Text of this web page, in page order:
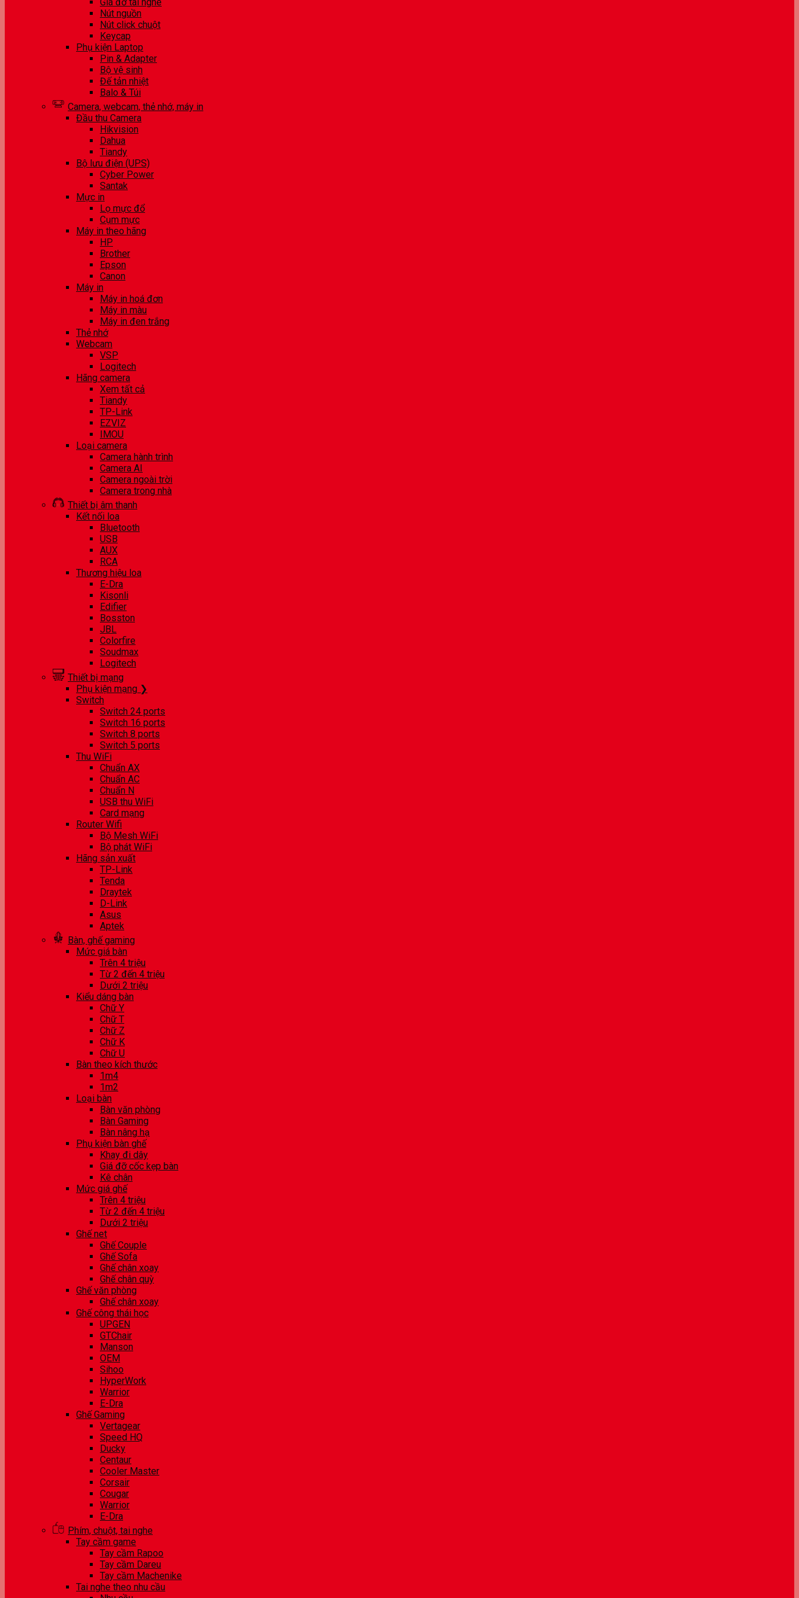
Nút nguồn
Nút click chuột
Keycap
Phụ kiện Laptop
Pin & Adapter
Bộ vệ sinh
Đế tản nhiệt
Balo & Túi
Camera, webcam, thẻ nhớ, máy in
Đầu thu Camera
Hikvision
Dahua
Tiandy
Bộ lưu điện (UPS)
Cyber Power
Santak
Mực in
Lọ mực đổ
Cụm mực
Máy in theo hãng
HP
Brother
Epson
Canon
Máy in
Máy in hoá đơn
Máy in màu
Máy in đen trắng
Thẻ nhớ
Webcam
VSP
Logitech
Hãng camera
Xem tất cả
Tiandy
TP-Link
EZVIZ
IMOU
Loại camera
Camera hành trình
Camera AI
Camera ngoài trời
Camera trong nhà
Thiết bị âm thanh
Kết nối loa
Bluetooth
USB
AUX
RCA
Thương hiệu loa
E-Dra
Kisonli
Edifier
Bosston
JBL
Colorfire
Soudmax
Logitech
Thiết bị mạng
Phụ kiện mạng ❯
Switch
Switch 24 ports
Switch 16 ports
Switch 8 ports
Switch 5 ports
Thu WiFi
Chuẩn AX
Chuẩn AC
Chuẩn N
USB thu WiFi
Card mạng
Router Wifi
Bộ Mesh WiFi
Bộ phát WiFi
Hãng sản xuất
TP-Link
Tenda
Draytek
D-Link
Asus
Aptek
Bàn, ghế gaming
Mức giá bàn
Trên 4 triệu
Từ 2 đến 4 triệu
Dưới 2 triệu
Kiểu dáng bàn
Chữ Y
Chữ T
Chữ Z
Chữ K
Chữ U
Bàn theo kích thước
1m4
1m2
Loại bàn
Bàn văn phòng
Bàn Gaming
Bàn nâng hạ
Phụ kiện bàn ghế
Khay đi dây
Giá đỡ cốc kẹp bàn
Kê chân
Mức giá ghế
Trên 4 triệu
Từ 2 đến 4 triệu
Dưới 2 triệu
Ghế net
Ghế Couple
Ghế Sofa
Ghế chân xoay
Ghế chân quỳ
Ghế văn phòng
Ghế chân xoay
Ghế công thái học
UPGEN
GTChair
Manson
OEM
Sihoo
HyperWork
Warrior
E-Dra
Ghế Gaming
Vertagear
Speed HQ
Ducky
Centaur
Cooler Master
Corsair
Cougar
Warrior
E-Dra
Phím, chuột, tai nghe
Tay cầm game
Tay cầm Rapoo
Tay cầm Dareu
Tay cầm Machenike
Tai nghe theo nhu cầu